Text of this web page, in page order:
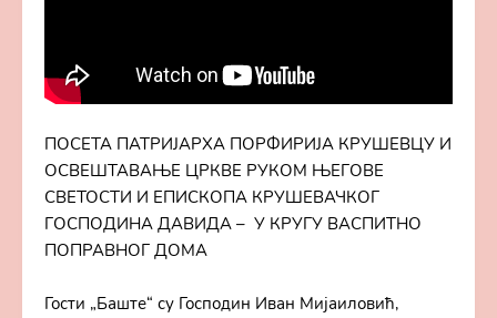
ПОСЕТА ПАТРИЈАРХА ПОРФИРИЈА КРУШЕВЦУ И
ОСВЕШТАВАЊЕ ЦРКВЕ РУКОМ ЊЕГОВЕ
СВЕТОСТИ И ЕПИСКОПА КРУШЕВАЧКОГ
ГОСПОДИНА ДАВИДА – У КРУГУ ВАСПИТНО
ПОПРАВНОГ ДОМА
Гости „Баште“ су Господин Иван Мијаиловић,